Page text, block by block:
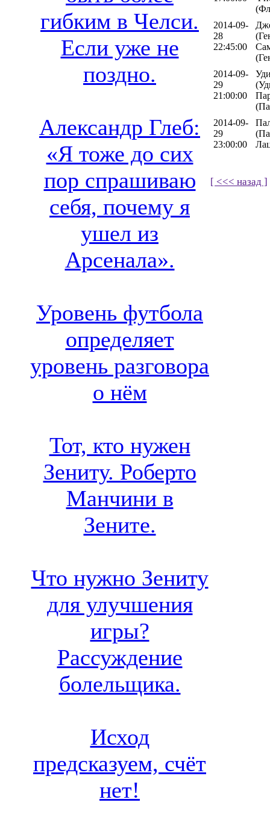
гибким в Челси.
Если уже не
поздно.
Александр Глеб:
«Я тоже до сих
пор спрашиваю
себя, почему я
ушел из
Арсенала».
Уровень футбола
определяет
уровень разговора
о нём
Тот, кто нужен
Зениту. Роберто
Манчини в
Зените.
Что нужно Зениту
для улучшения
игры?
Рассуждение
болельщика.
Исход
предсказуем, счёт
нет!
2014-09-
28
22:45:00
2014-09-
29
21:00:00
2014-09-
29
23:00:00
[ <<< назад ]